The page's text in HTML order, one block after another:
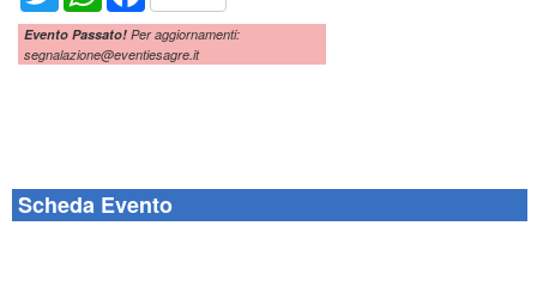
Evento Passato! Per aggiornamenti:
segnalazione@eventiesagre.it
Scheda Evento